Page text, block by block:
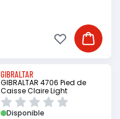
Ajouter
Ajouter à ma
GIBRALTAR
GIBRALTAR 4706 Pied de
Caisse Claire Light
Disponible